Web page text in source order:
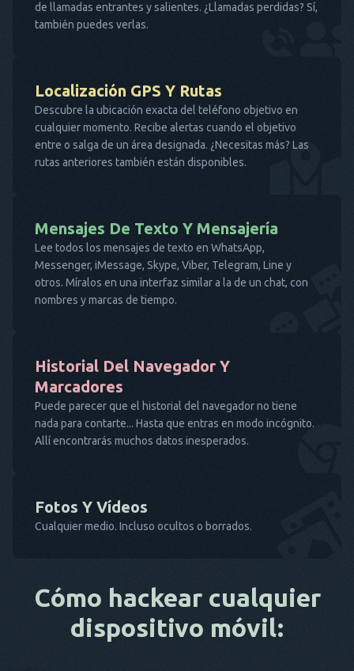
de llamadas entrantes y salientes. ¿Llamadas perdidas? Sí,
también puedes verlas.
Localización GPS Y Rutas
Descubre la ubicación exacta del teléfono objetivo en
cualquier momento. Recibe alertas cuando el objetivo
entre o salga de un área designada. ¿Necesitas más? Las
rutas anteriores también están disponibles.
Mensajes De Texto Y Mensajería
Lee todos los mensajes de texto en WhatsApp,
Messenger, iMessage, Skype, Viber, Telegram, Line y
otros. Míralos en una interfaz similar a la de un chat, con
nombres y marcas de tiempo.
Historial Del Navegador Y
Marcadores
Puede parecer que el historial del navegador no tiene
nada para contarte... Hasta que entras en modo incógnito.
Allí encontrarás muchos datos inesperados.
Fotos Y Vídeos
Cualquier medio. Incluso ocultos o borrados.
Cómo hackear cualquier
dispositivo móvil: